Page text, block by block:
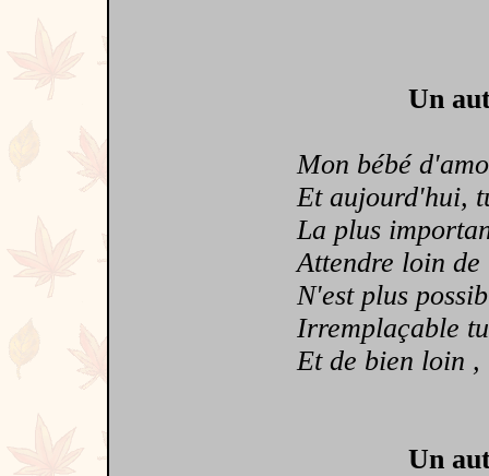
Un
Mon bébé
Et aujourd'hui,
La plus
Attendre loin de
N'est plus
Irremplaçable tu
Et de bien loin ,
Un